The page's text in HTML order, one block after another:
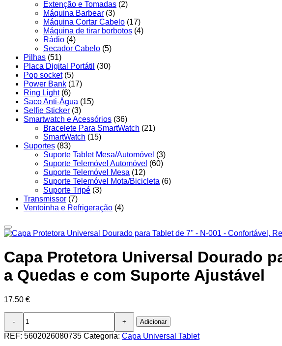
Extenção e Tomadas (2)
Máquina Barbear (3)
Máquina Cortar Cabelo (17)
Máquina de tirar borbotos (4)
Rádio (4)
Secador Cabelo (5)
Pilhas (51)
Placa Digital Portátil (30)
Pop socket (5)
Power Bank (17)
Ring Light (6)
Saco Anti-Água (15)
Selfie Sticker (3)
Smartwatch e Acessórios (36)
Bracelete Para SmartWatch (21)
SmartWatch (15)
Suportes (83)
Suporte Tablet Mesa/Automóvel (3)
Suporte Telemóvel Automóvel (60)
Suporte Telemóvel Mesa (12)
Suporte Telemóvel Mota/Bicicleta (6)
Suporte Tripé (3)
Transmissor (7)
Ventoinha e Refrigeração (4)
Capa Protetora Universal Dourado
a Quedas e com Suporte Ajustável
17,50 €
Quantidade
Capa
Adicionar
REF: 5602026080735 Categoria: Capa Universal Tablet